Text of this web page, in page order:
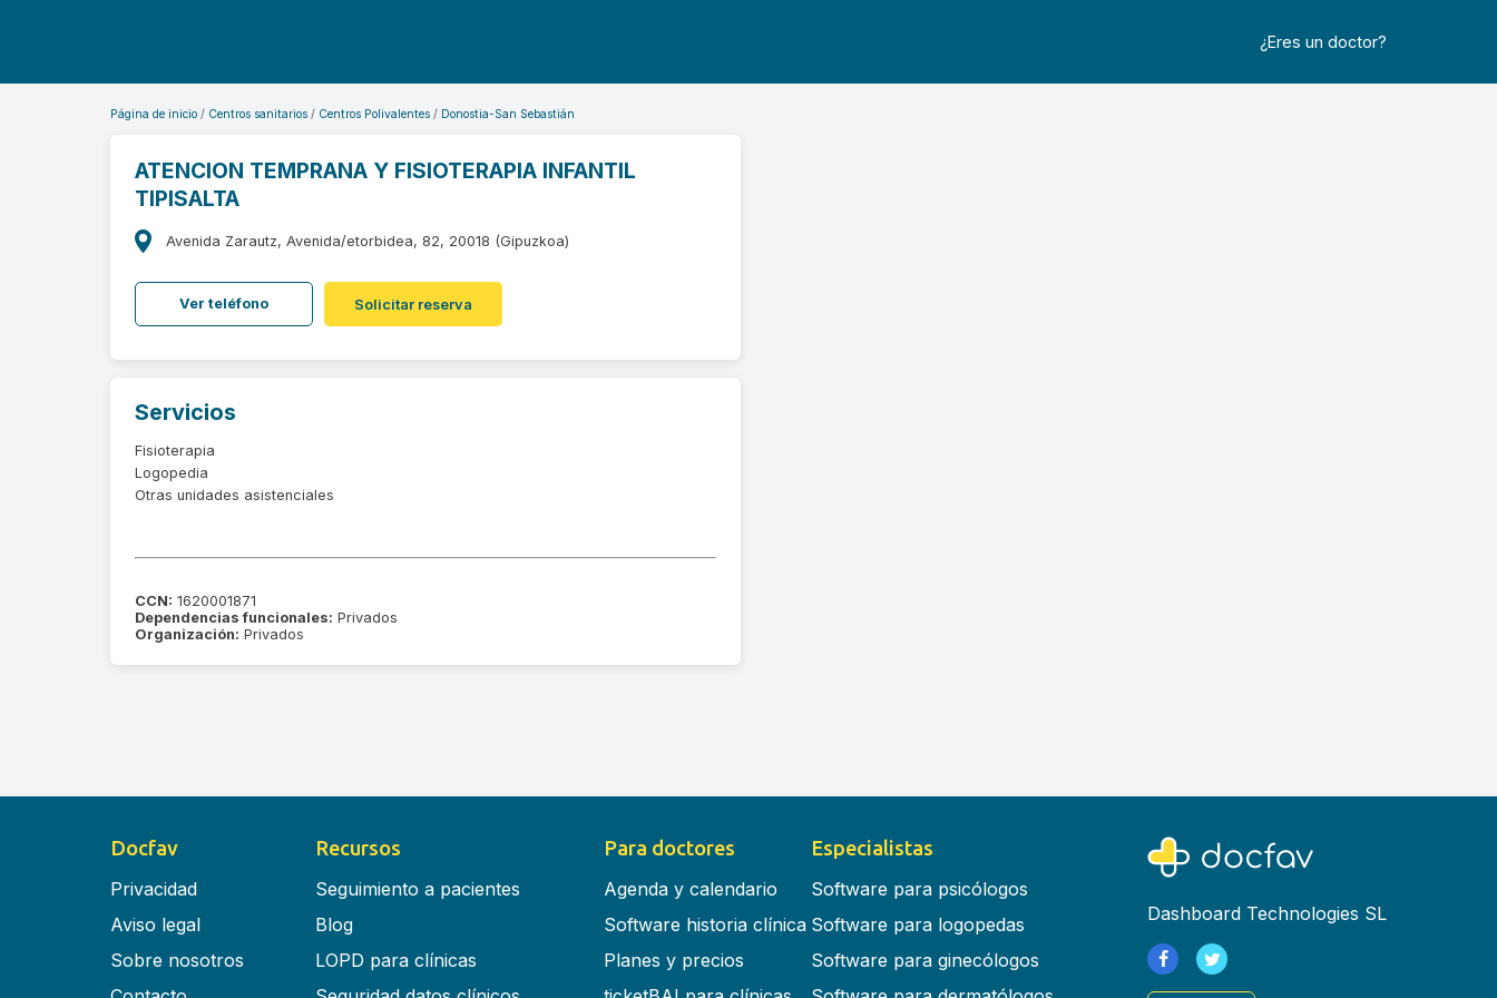
¿Eres un doctor?
Página de inicio Centros sanitarios Centros Polivalentes Donostia-San Sebastián
ATENCION TEMPRANA Y FISIOTERAPIA INFANTIL
TIPISALTA
Avenida Zarautz, Avenida/etorbidea, 82, 20018 (Gipuzkoa)
Ver teléfono Solicitar reserva
Servicios
Fisioterapia
Logopedia
Otras unidades asistenciales
CCN: 1620001871
Dependencias funcionales: Privados
Organización: Privados
Docfav
Privacidad
Aviso legal
Sobre nosotros
Recursos
Seguimiento a pacientes
Blog
LOPD para clínicas
Para doctores
Agenda y calendario
Software historia clínica
Planes y precios
Especialistas
Software para psicólogos
Software para logopedas
Software para ginecólogos
Dashboard Technologies SL